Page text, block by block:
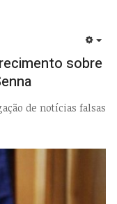
sobre
de notícias falsas